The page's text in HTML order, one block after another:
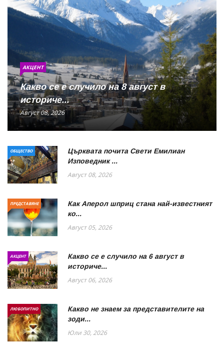
АКЦЕНТ
Какво се е случило на 8 август в
историче...
Август 08, 2026
ОБЩЕСТВО
Църквата почита Свeти Емилиан
Изповедник ...
Август 08, 2026
ПРЕДСТАВЯНЕ
Как Аперол шприц стана най-известният
ко...
Август 05, 2026
АКЦЕНТ
Какво се е случило на 6 август в
историче...
Август 06, 2026
ЛЮБОПИТНО
Какво не знаем за представителите на
зоди...
Юли 30, 2026